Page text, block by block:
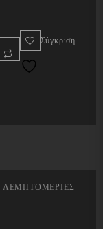
Σύγκριση
ΛΕΜΠΤΟΜΕΡΙΕΣ